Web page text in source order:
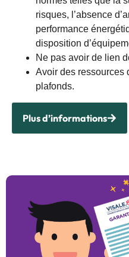
risques, l’absence
performance
disposition
Ne pas avoir de lien
Avoir des ressources
plafonds.
Plus d’informations